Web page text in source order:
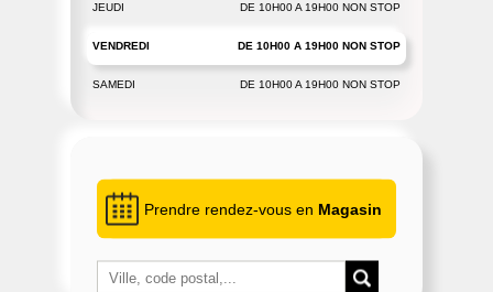
JEUDI DE 10H00 A 19H00 NON STOP
VENDREDI DE 10H00 A 19H00 NON STOP
SAMEDI DE 10H00 A 19H00 NON STOP
Prendre rendez-vous en Magasin